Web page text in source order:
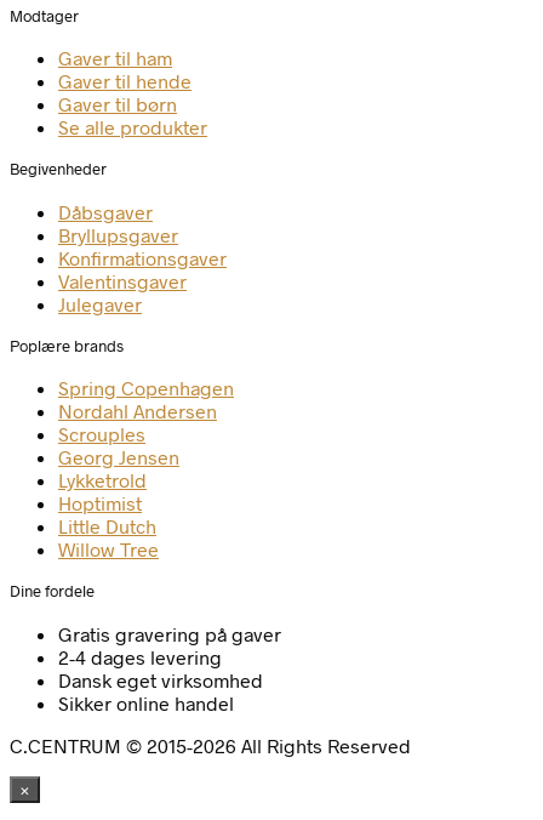
Modtager
Gaver til ham
Gaver til hende
Gaver til børn
Se alle produkter
Begivenheder
Dåbsgaver
Bryllupsgaver
Konfirmationsgaver
Valentinsgaver
Julegaver
Poplære brands
Spring Copenhagen
Nordahl Andersen
Scrouples
Georg Jensen
Lykketrold
Hoptimist
Little Dutch
Willow Tree
Dine fordele
Gratis gravering på gaver
2-4 dages levering
Dansk eget virksomhed
Sikker online handel
C.CENTRUM © 2015-2026 All Rights Reserved
×